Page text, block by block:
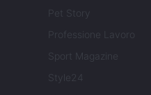
Pet Story
Professione Lavoro
Sport Magazine
Style24